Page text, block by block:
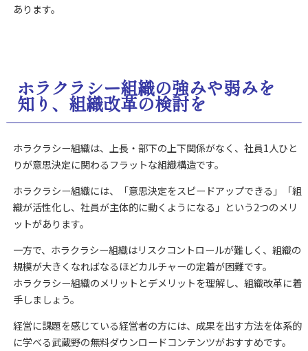
あります。
ホラクラシー組織の強みや弱みを
知り、組織改革の検討を
ホラクラシー組織は、上長・部下の上下関係がなく、社員1人ひと
りが意思決定に関わるフラットな組織構造です。
ホラクラシー組織には、「意思決定をスピードアップできる」「組
織が活性化し、社員が主体的に動くようになる」という2つのメリ
ットがあります。
一方で、ホラクラシー組織はリスクコントロールが難しく、組織の
規模が大きくなればなるほどカルチャーの定着が困難です。
ホラクラシー組織のメリットとデメリットを理解し、組織改革に着
手しましょう。
経営に課題を感じている経営者の方には、成果を出す方法を体系的
に学べる武蔵野の無料ダウンロードコンテンツがおすすめです。